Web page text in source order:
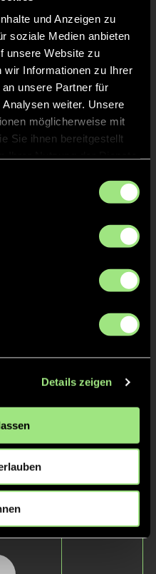
und Anzeigen zu
soziale Medien anbieten
unsere Website zu
wir Informationen zu Ihrer
unsere Partner für
weiter. Unsere
möglicherweise mit
Sie ihnen bereitgestellt
Details zeigen